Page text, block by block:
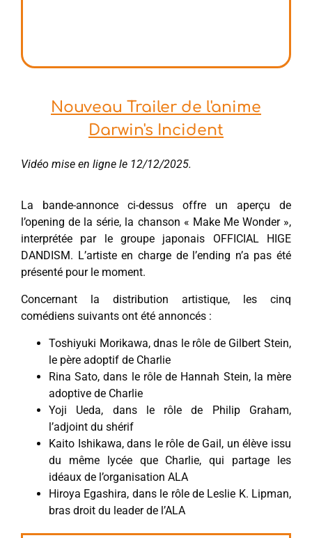
Nouveau Trailer de l'anime
Darwin's Incident
Vidéo mise en ligne le 12/12/2025.
La bande-annonce ci-dessus offre un aperçu de
l’opening de la série, la chanson « Make Me Wonder »,
interprétée par le groupe japonais OFFICIAL HIGE
DANDISM. L’artiste en charge de l’ending n’a pas été
présenté pour le moment.
Concernant la distribution artistique, les cinq
comédiens suivants ont été annoncés :
Toshiyuki Morikawa, dnas le rôle de Gilbert Stein,
le père adoptif de Charlie
Rina Sato, dans le rôle de Hannah Stein, la mère
adoptive de Charlie
Yoji Ueda, dans le rôle de Philip Graham,
l’adjoint du shérif
Kaito Ishikawa, dans le rôle de Gail, un élève issu
du même lycée que Charlie, qui partage les
idéaux de l’organisation ALA
Hiroya Egashira, dans le rôle de Leslie K. Lipman,
bras droit du leader de l’ALA